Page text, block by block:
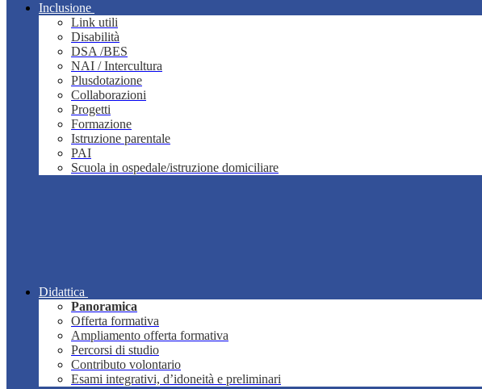
Inclusione
Link utili
Disabilità
DSA /BES
NAI / Intercultura
Plusdotazione
Collaborazioni
Progetti
Formazione
Istruzione parentale
PAI
Scuola in ospedale/istruzione domiciliare
Didattica
Panoramica
Offerta formativa
Ampliamento offerta formativa
Percorsi di studio
Contributo volontario
Esami integrativi, d’idoneità e preliminari